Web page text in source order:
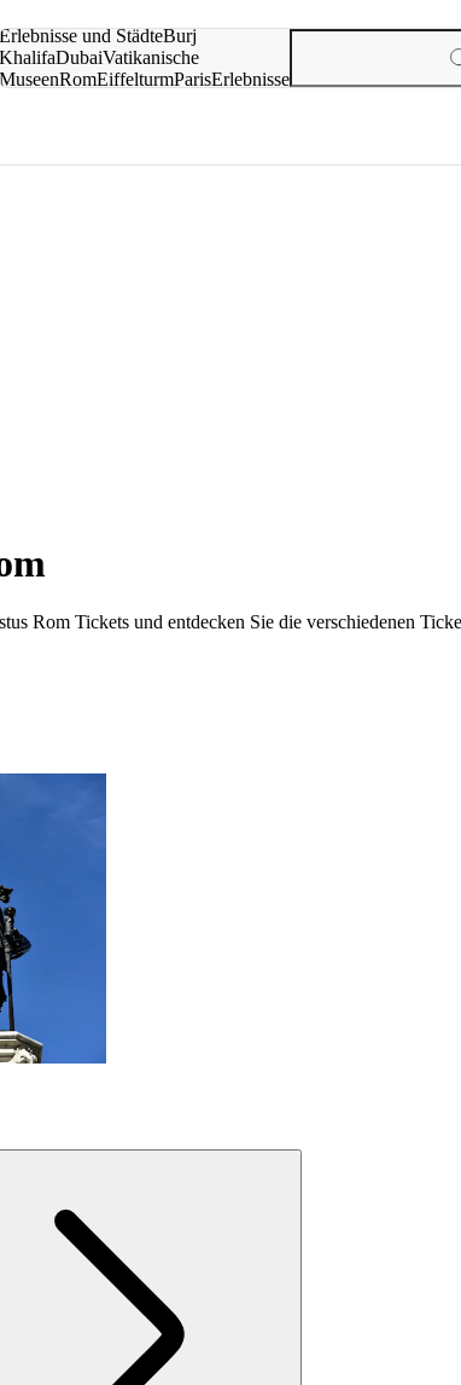
und StädteBurj
KhalifaDubaiVatikanische
RomEiffelturmParisErlebnisse
Rom Tickets und entdecken Sie die verschiedenen